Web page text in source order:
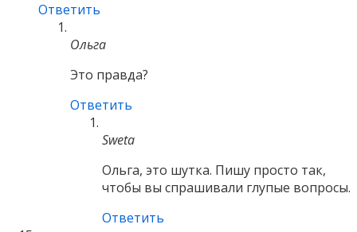
Ответить
Ольга
Это правда?
Ответить
Sweta
Ольга, это шутка. Пишу просто так,
чтобы вы спрашивали глупые вопросы.
Ответить